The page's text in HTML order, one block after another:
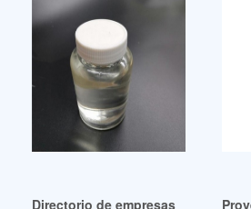
Directorio de empresas de